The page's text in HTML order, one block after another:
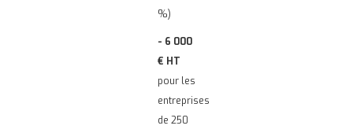
%)
- 6 000
€ HT
pour les
entreprises
de 250